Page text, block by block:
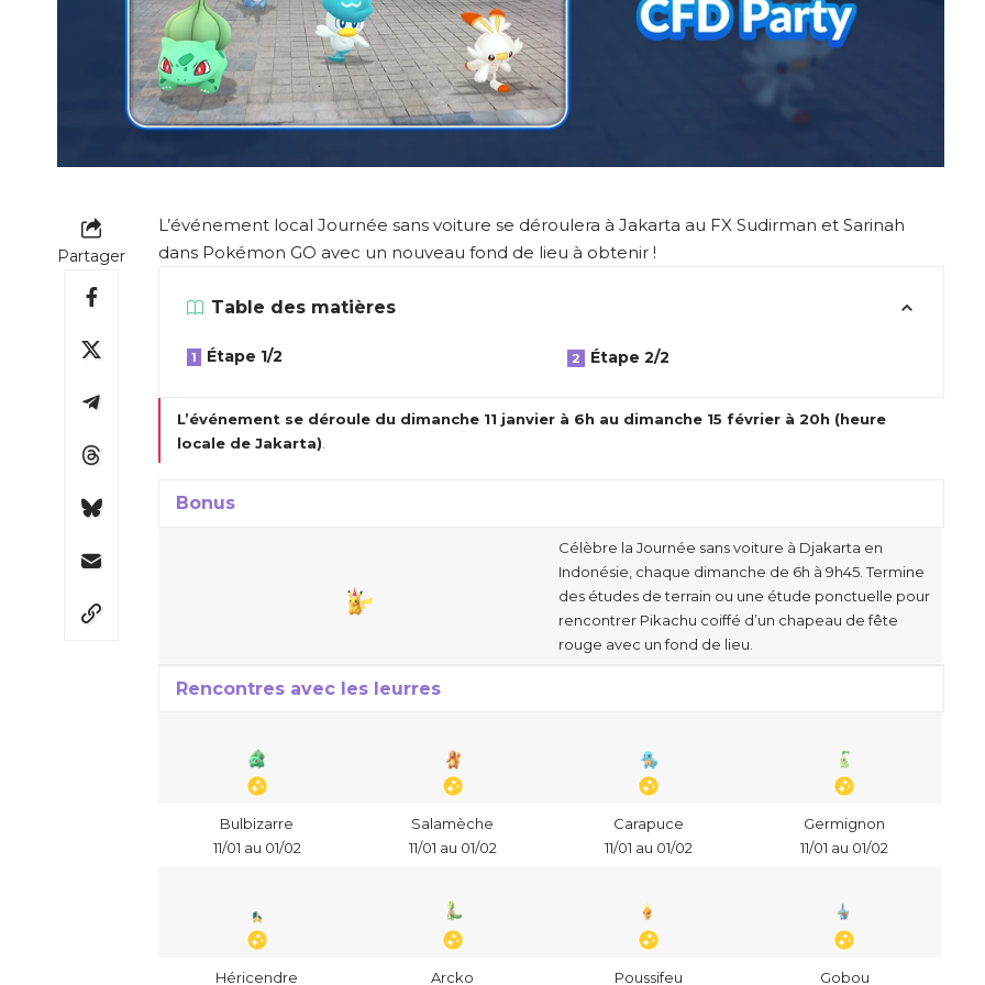
Partager
L’événement local Journée sans voiture se déroulera à Jakarta au FX Sudirman et Sarinah
dans Pokémon GO avec un nouveau fond de lieu à obtenir !
Table des matières
Étape 1/2 Étape 2/2
L’événement se déroule du dimanche 11 janvier à 6h au dimanche 15 février à 20h (heure
locale de Jakarta)
Bonus
Célèbre la Journée sans voiture à Djakarta en
Indonésie, chaque dimanche de 6h à 9h45. Termine
des études de terrain ou une étude ponctuelle pour
rencontrer Pikachu coiffé d’un chapeau de fête
rouge avec un fond de lieu.
Rencontres avec les leurres
Bulbizarre
11/01 au 01/02
Salamèche
11/01 au 01/02
Carapuce
11/01 au 01/02
Germignon
11/01 au 01/02
Héricendre
Arcko
Poussifeu
Gobou